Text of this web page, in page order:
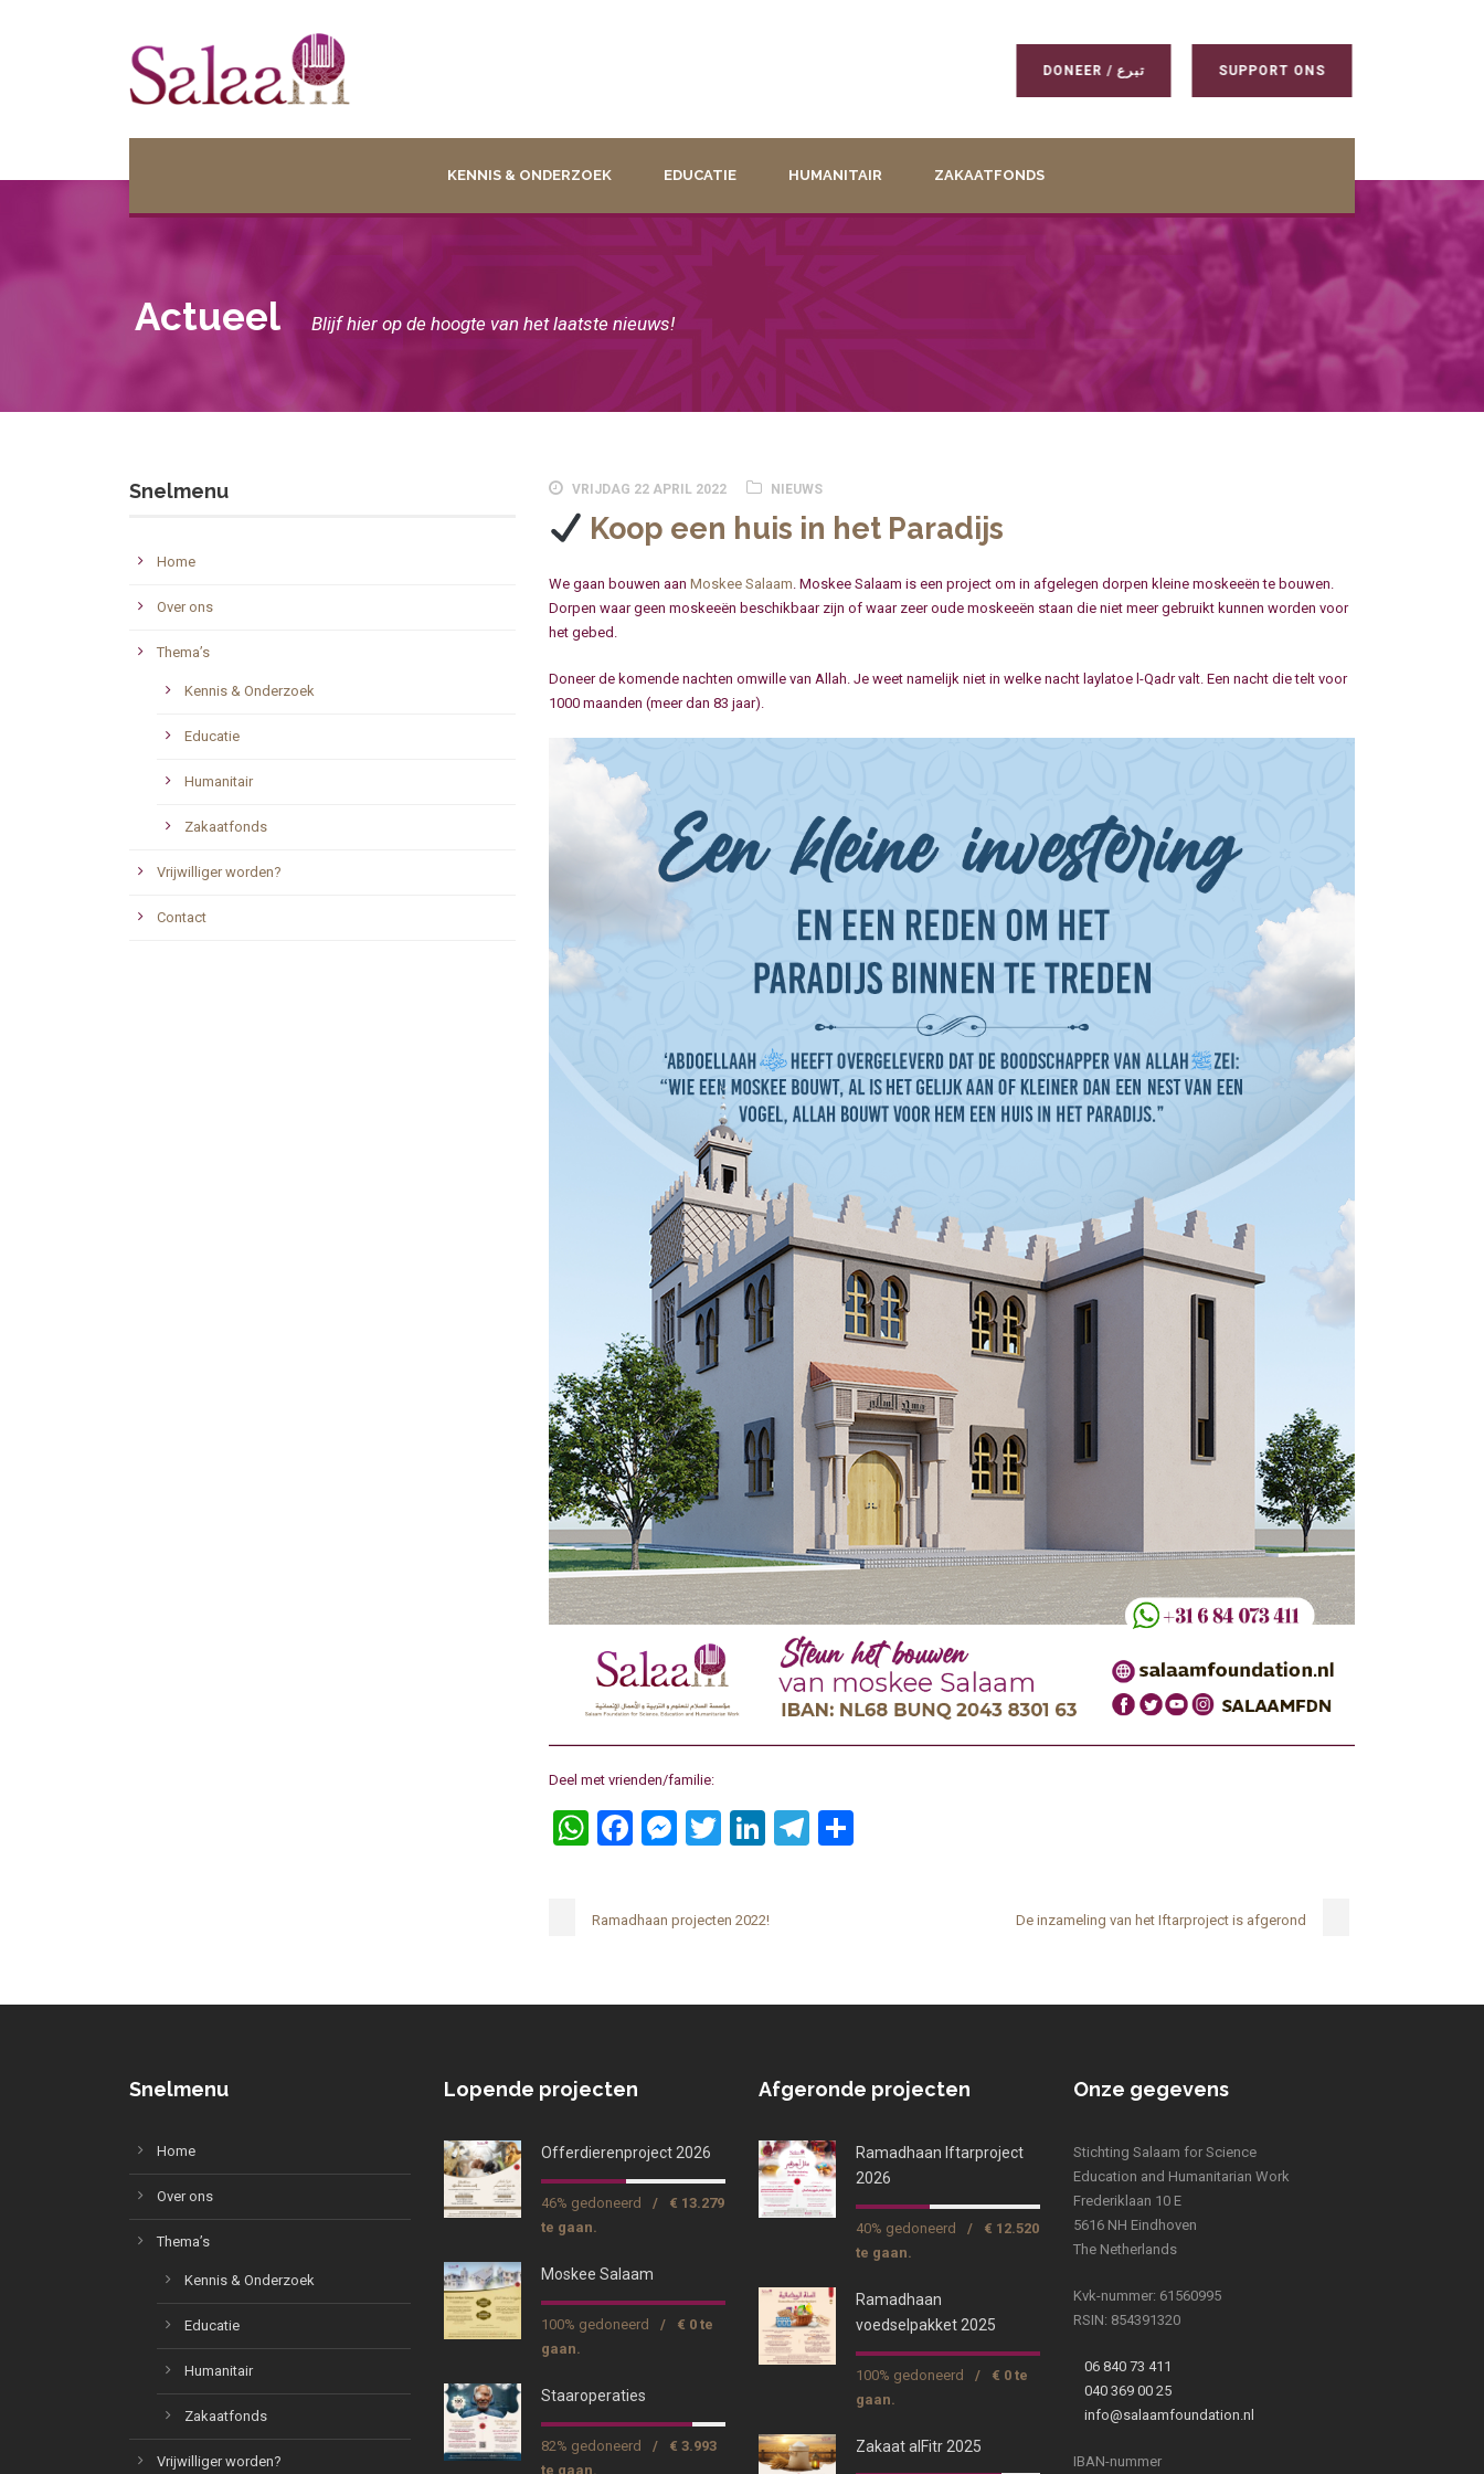
DONEER / تبرع SUPPORT ONS
KENNIS & ONDERZOEK EDUCATIE HUMANITAIR ZAKAATFONDS
Actueel Blijf hier op de hoogte van het laatste nieuws!
VRIJDAG 22 APRIL 2022 NIEUWS
Koop een huis in het Paradijs
We gaan bouwen aan Moskee Salaam. Moskee Salaam is een project om in afgelegen dorpen kleine moskeeën te bouwen.
Dorpen waar geen moskeeën beschikbaar zijn of waar zeer oude moskeeën staan die niet meer gebruikt kunnen worden voor
het gebed.
Doneer de komende nachten omwille van Allah. Je weet namelijk niet in welke nacht laylatoe l-Qadr valt. Een nacht die telt voor
1000 maanden (meer dan 83 jaar).
Deel met vrienden/familie:
WhatsApp
Facebook
Messenger
Twitter
LinkedIn
Telegram
Ramadhaan projecten 2022! De inzameling van het Iftarproject is afgerond
Snelmenu
Home
Over ons
Thema’s
Kennis & Onderzoek
Educatie
Humanitair
Zakaatfonds
Vrijwilliger worden?
Contact
Snelmenu
Home
Over ons
Thema’s
Kennis & Onderzoek
Educatie
Humanitair
Zakaatfonds
Vrijwilliger worden?
Lopende projecten
Offerdierenproject 2026
46% gedoneerd /
€ 13.279
te gaan.
Moskee Salaam
100% gedoneerd /
€ 0 te
gaan.
Staaroperaties
82% gedoneerd /
€ 3.993
te gaan.
Afgeronde projecten
Ramadhaan Iftarproject
2026
40% gedoneerd /
€ 12.520
te gaan.
Ramadhaan
voedselpakket 2025
100% gedoneerd /
€ 0 te
gaan.
Zakaat alFitr 2025
Onze gegevens
Stichting Salaam for Science
Education and Humanitarian Work
Frederiklaan 10 E
5616 NH Eindhoven
The Netherlands
Kvk-nummer: 61560995
RSIN: 854391320
06 840 73 411
040 369 00 25
info@salaamfoundation.nl
IBAN-nummer